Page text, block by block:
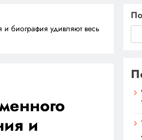
биография удивляют весь
и